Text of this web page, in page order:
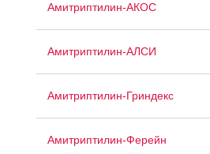
Амитриптилин-АКОС
Амитриптилин-АЛСИ
Амитриптилин-Гриндекс
Амитриптилин-Ферейн